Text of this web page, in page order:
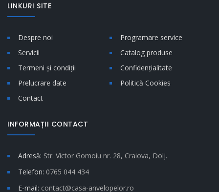
LINKURI SITE
Despre noi
Programare service
Servicii
Catalog produse
Termeni și condiții
Confidențialitate
Prelucrare date
Politică Cookies
Contact
INFORMAȚII CONTACT
Adresă: Str. Victor Gomoiu nr. 28, Craiova, Dolj.
Telefon: 0765 044 434
E-mail: contact@casa-anvelopelor.ro